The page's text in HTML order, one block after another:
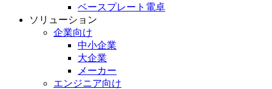
ベースプレート電卓
ソリューション
企業向け
中小企業
大企業
メーカー
エンジニア向け